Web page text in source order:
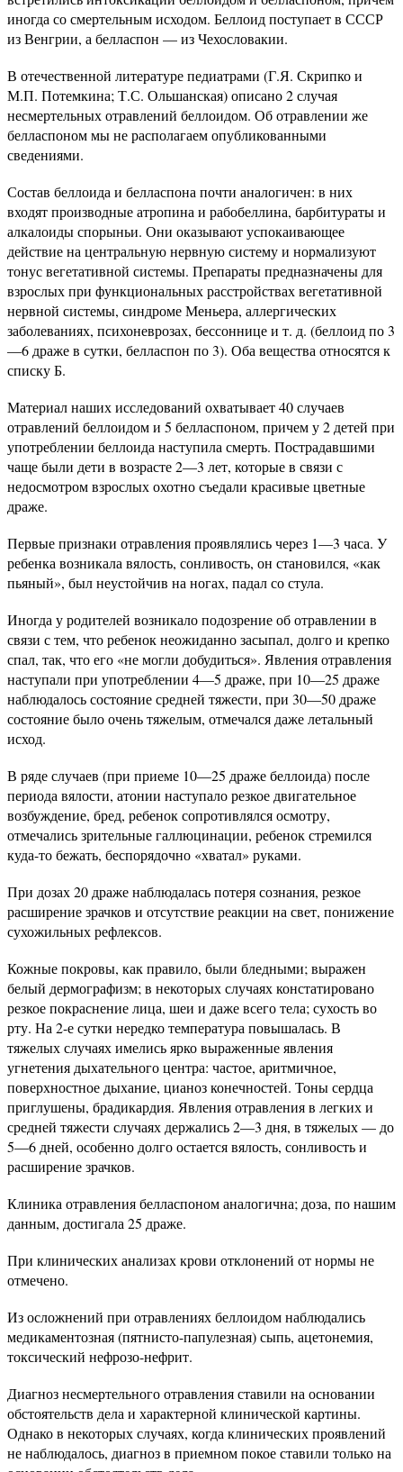
иногда со смертельным исходом. Беллоид поступает в СССР
из Венгрии, а белласпон — из Чехословакии.
В отечественной литературе педиатрами (Г.Я. Скрипко и
М.П. Потемкина; Т.С. Ольшанская) описано 2 случая
несмертельных отравлений беллоидом. Об отравлении же
белласпоном мы не располагаем опубликованными
сведениями.
Состав беллоида и белласпона почти аналогичен: в них
входят производные атропина и рабобеллина, барбитураты и
алкалоиды спорыньи. Они оказывают успокаивающее
действие на центральную нервную систему и нормализуют
тонус вегетативной системы. Препараты предназначены для
взрослых при функциональных расстройствах вегетативной
нервной системы, синдроме Меньера, аллергических
заболеваниях, психоневрозах, бессоннице и т. д. (беллоид по 3
—6 драже в сутки, белласпон по 3). Оба вещества относятся к
списку Б.
Материал наших исследований охватывает 40 случаев
отравлений беллоидом и 5 белласпоном, причем у 2 детей при
употреблении беллоида наступила смерть. Пострадавшими
чаще были дети в возрасте 2—3 лет, которые в связи с
недосмотром взрослых охотно съедали красивые цветные
драже.
Первые признаки отравления проявлялись через 1—3 часа. У
ребенка возникала вялость, сонливость, он становился, «как
пьяный», был неустойчив на ногах, падал со стула.
Иногда у родителей возникало подозрение об отравлении в
связи с тем, что ребенок неожиданно засыпал, долго и крепко
спал, так, что его «не могли добудиться». Явления отравления
наступали при употреблении 4—5 драже, при 10—25 драже
наблюдалось состояние средней тяжести, при 30—50 драже
состояние было очень тяжелым, отмечался даже летальный
исход.
В ряде случаев (при приеме 10—25 драже беллоида) после
периода вялости, атонии наступало резкое двигательное
возбуждение, бред, ребенок сопротивлялся осмотру,
отмечались зрительные галлюцинации, ребенок стремился
куда-то бежать, беспорядочно «хватал» руками.
При дозах 20 драже наблюдалась потеря сознания, резкое
расширение зрачков и отсутствие реакции на свет, понижение
сухожильных рефлексов.
Кожные покровы, как правило, были бледными; выражен
белый дермографизм; в некоторых случаях констатировано
резкое покраснение лица, шеи и даже всего тела; сухость во
рту. На 2-е сутки нередко температура повышалась. В
тяжелых случаях имелись ярко выраженные явления
угнетения дыхательного центра: частое, аритмичное,
поверхностное дыхание, цианоз конечностей. Тоны сердца
приглушены, брадикардия. Явления отравления в легких и
средней тяжести случаях держались 2—3 дня, в тяжелых — до
5—6 дней, особенно долго остается вялость, сонливость и
расширение зрачков.
Клиника отравления белласпоном аналогична; доза, по нашим
данным, достигала 25 драже.
При клинических анализах крови отклонений от нормы не
отмечено.
Из осложнений при отравлениях беллоидом наблюдались
медикаментозная (пятнисто-папулезная) сыпь, ацетонемия,
токсический нефрозо-нефрит.
Диагноз несмертельного отравления ставили на основании
обстоятельств дела и характерной клинической картины.
Однако в некоторых случаях, когда клинических проявлений
не наблюдалось, диагноз в приемном покое ставили только на